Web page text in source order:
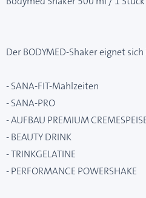
Der BODYMED-Shaker eignet
- SANA-FIT-Mahlzeiten
- SANA-PRO
- AUFBAU PREMIUM
- BEAUTY DRINK
- TRINKGELATINE
- PERFORMANCE POWERSHAKE